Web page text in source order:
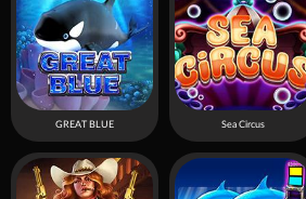
Sea Circus
GREAT BLUE